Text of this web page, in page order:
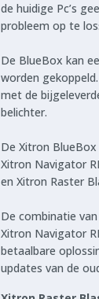
de huidige Pc’s
probleem op te
De BlueBox kan
worden
met de
belichter.
De Xitron
Xitron Navigator
en Xitron Raster
De combinatie
Xitron Navigator
betaalbare
updates van de